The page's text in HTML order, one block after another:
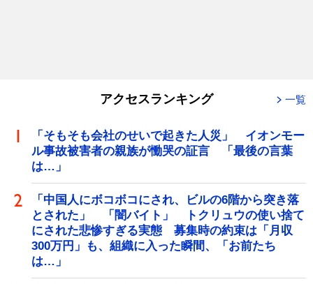
アクセスランキング 一覧
「そもそも会社のせいで起きた人災」 イオンモー
ル事故被害者の親族が慟哭の証言 「最後の言葉
は…」
「中国人にボコボコにされ、ビルの6階から突き落
とされた」 「闇バイト」 トクリュウの使い捨て
にされた悲惨すぎる実態 募集時の約束は「月収
300万円」も、組織に入った瞬間、「お前たち
は…」